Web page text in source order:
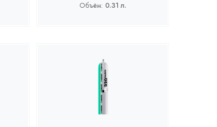
Объём: 0.31 л.